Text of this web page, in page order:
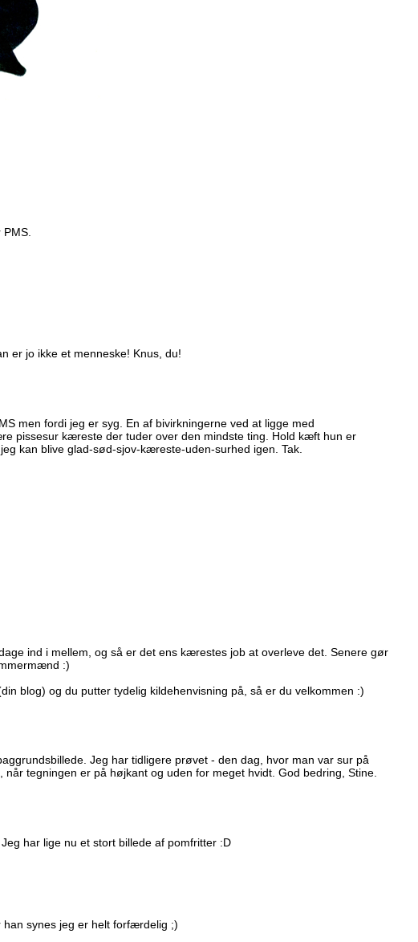
PMS.
er jo ikke et menneske! Knus, du!
men fordi jeg er syg. En af bivirkningerne ved at ligge med
pissesur kæreste der tuder over den mindste ting. Hold kæft hun er
kan blive glad-sød-sjov-kæreste-uden-surhed igen. Tak.
ind i mellem, og så er det ens kærestes job at overleve det. Senere gør
:)
blog) og du putter tydelig kildehenvisning på, så er du velkommen :)
Jeg har tidligere prøvet - den dag, hvor man var sur på
tegningen er på højkant og uden for meget hvidt. God bedring, Stine.
har lige nu et stort billede af pomfritter :D
synes jeg er helt forfærdelig ;)